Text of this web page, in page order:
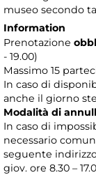
museo secondo
Information
Prenotazione
- 19.00)
Massimo 15
In caso di
anche il giorno
Modalità di
In caso di
necessario
seguente
giov. ore 8.30 –